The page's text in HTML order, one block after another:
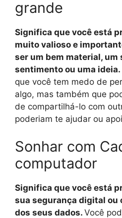
grande
Significa que você está
muito valioso e
ser um bem material, um
sentimento ou uma ideia.
que você tem medo de
algo, mas também que
de compartilhá-lo com
poderiam te ajudar ou
Sonhar com
computador
Significa que você está
sua segurança digital ou
dos seus dados. Você